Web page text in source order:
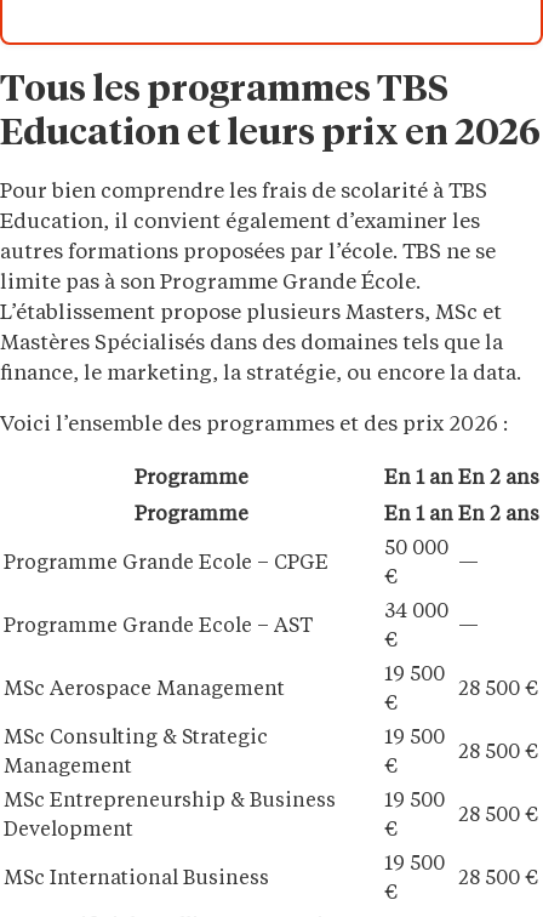
Tous les programmes TBS
Education et leurs prix en 2026
Pour bien comprendre les frais de scolarité à TBS
Education, il convient également d’examiner les
autres formations proposées par l’école. TBS ne se
limite pas à son Programme Grande École.
L’établissement propose plusieurs Masters, MSc et
Mastères Spécialisés dans des domaines tels que la
finance, le marketing, la stratégie, ou encore la data.
Voici l’ensemble des programmes et des prix 2026 :
Programme En 1 an En 2 ans
Programme
En 1 an En 2 ans
Programme Grande Ecole – CPGE
50 000
€
—
Programme Grande Ecole – AST
34 000
€
—
MSc Aerospace Management
19 500
€
28 500 €
MSc Consulting & Strategic
Management
19 500
€
28 500 €
MSc Entrepreneurship & Business
Development
19 500
€
28 500 €
MSc International Business
19 500
€
28 500 €